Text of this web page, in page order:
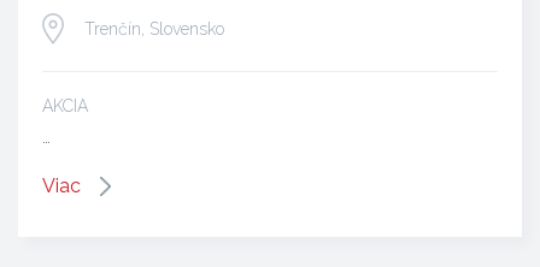
Trenčín, Slovensko
AKCIA
…
Viac